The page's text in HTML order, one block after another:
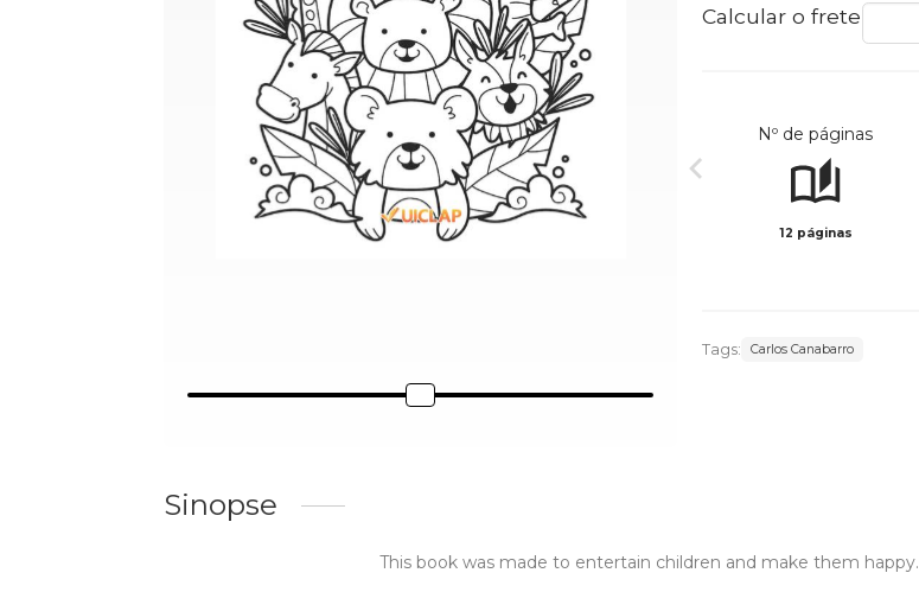
Calcular o frete
Nº de páginas
12 páginas
Tags: Carlos Canabarro
Sinopse
This book was made to entertain children and make them happy.